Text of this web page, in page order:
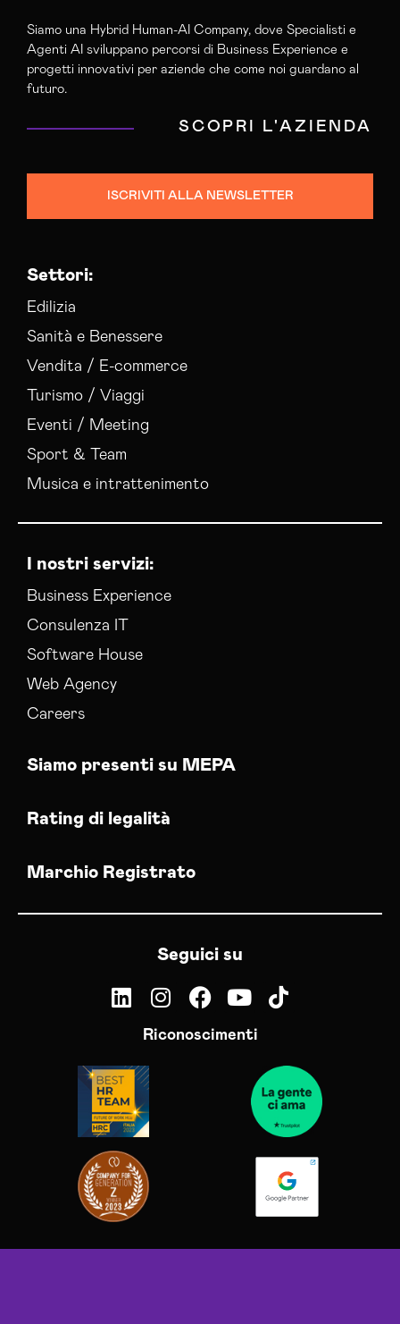
Siamo una Hybrid Human-AI Company, dove Specialisti e
Agenti AI sviluppano percorsi di Business Experience e
progetti innovativi per aziende che come noi guardano al
futuro.
SCOPRI L'AZIENDA
ISCRIVITI ALLA NEWSLETTER
Settori:
Edilizia
Sanità e Benessere
Vendita / E-commerce
Turismo / Viaggi
Eventi / Meeting
Sport & Team
Musica e intrattenimento
I nostri servizi:
Business Experience
Consulenza IT
Software House
Web Agency
Careers
Siamo presenti su MEPA
Rating di legalità
Marchio Registrato
Seguici su
Riconoscimenti